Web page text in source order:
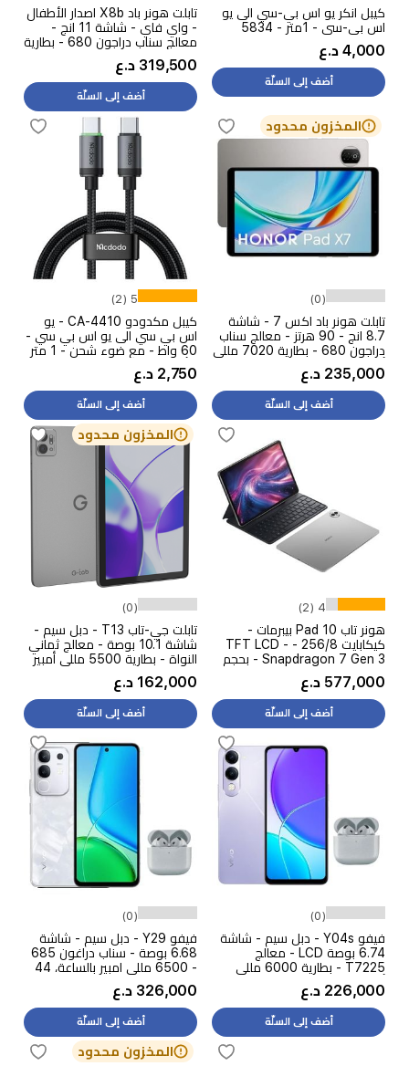
كيبل انكر يو اس بي-سي الى يو
اس بي-سي - 1متر - 5834
4,000 د.ع
أضف إلى السلّة
تابلت هونر باد X8b اصدار الأطفال
- واي فاي - شاشة 11 انج -
معالج سناب دراجون 680 - بطارية
10100 مللي امبير بالساعة
319,500 د.ع
أضف إلى السلّة
المخزون محدود
(0)
تابلت هونر باد اكس 7 - شاشة
8.7 انج - 90 هرتز - معالج سناب
دراجون 680 - بطارية 7020 مللي
أمبير بالساعة، 10 واط
235,000 د.ع
أضف إلى السلّة
5 (2)
كيبل مكدودو CA-4410 - يو
اس بي سي الى يو اس بي سي -
60 واط - مع ضوء شحن - 1 متر
- أسود
2,750 د.ع
أضف إلى السلّة
4 (2)
هونر تاب Pad 10 بيبرمات -
كيكابايت 256/8 - TFT LCD -
Snapdragon 7 Gen 3 - بحجم
+ كيبورد هونر
577,000 د.ع
أضف إلى السلّة
المخزون محدود
(0)
تابلت جي-تاب T13 - دبل سيم -
شاشة 10.1 بوصة - معالج ثماني
النواة - بطارية 5500 مللي أمبير
بالساعة، شحن 10 واط
162,000 د.ع
أضف إلى السلّة
(0)
فيفو Y04s - دبل سيم - شاشة
6.74 بوصة LCD - معالج
T7225 - بطارية 6000 مللي
سماعة
226,000 د.ع
أضف إلى السلّة
(0)
فيفو Y29 - دبل سيم - شاشة
6.68 بوصة - سناب دراغون 685
- 6500 مللي امبير بالساعة، 44
واط + سماعة
326,000 د.ع
أضف إلى السلّة
المخزون محدود